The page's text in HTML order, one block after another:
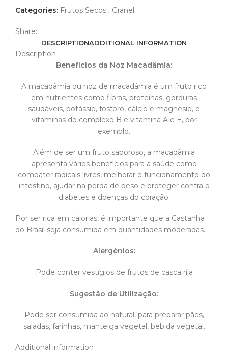
Categories: Frutos Secos, Granel
Share:
DESCRIPTIONADDITIONAL INFORMATION
Description
Benefícios da Noz Macadâmia:
A macadâmia ou noz de macadâmia é um fruto rico
em nutrientes como fibras, proteínas, gorduras
saudáveis, potássio, fósforo, cálcio e magnésio, e
vitaminas do complexo B e vitamina A e E, por
exemplo.
Além de ser um fruto saboroso, a macadâmia
apresenta vários benefícios para a saúde como
combater radicais livres, melhorar o funcionamento do
intestino, ajudar na perda de peso e proteger contra o
diabetes e doenças do coração.
Por ser rica em calorias, é importante que a Castanha
do Brasil seja consumida em quantidades moderadas.
Alergénios:
Pode conter vestígios de frutos de casca rija
Sugestão de Utilização:
Pode ser consumida ao natural, para preparar pães,
saladas, farinhas, manteiga vegetal, bebida vegetal.
Additional information